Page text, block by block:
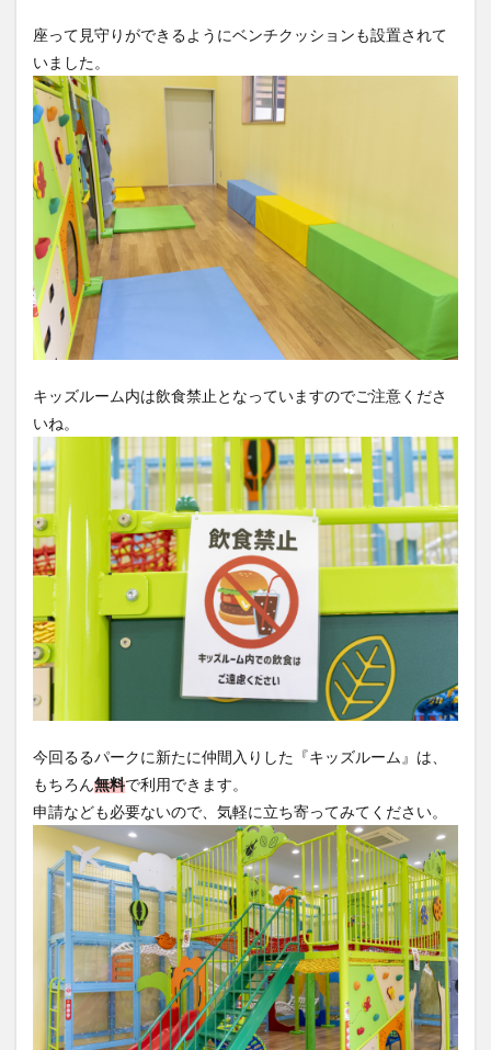
座って見守りができるようにベンチクッションも設置されて
いました。
キッズルーム内は飲食禁止となっていますのでご注意くださ
いね。
今回るるパークに新たに仲間入りした『キッズルーム』は、
もちろん無料で利用できます。
申請なども必要ないので、気軽に立ち寄ってみてください。